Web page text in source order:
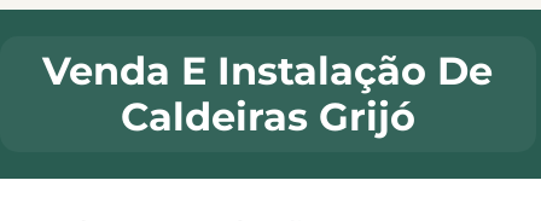
Venda E Instalação De
Caldeiras Grijó